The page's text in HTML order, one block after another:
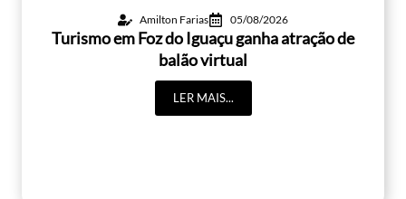
Amilton Farias 05/08/2026
Turismo em Foz do Iguaçu ganha atração de
balão virtual
LER MAIS...